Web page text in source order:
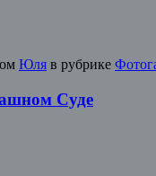
Юля в рубрике
Суде